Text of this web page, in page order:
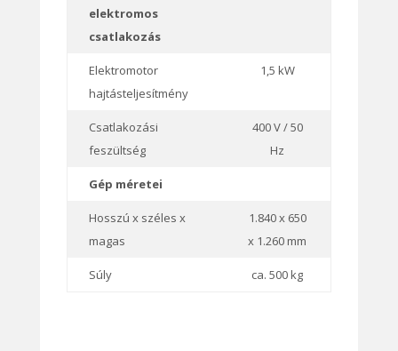
elektromos
csatlakozás
Elektromotor
hajtásteljesítmény
1,5 kW
Csatlakozási
feszültség
400 V / 50
Hz
Gép méretei
Hosszú x széles x
magas
1.840 x 650
x 1.260 mm
Súly ca. 500 kg